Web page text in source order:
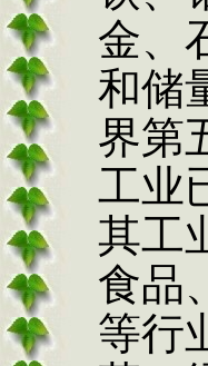
金、
和储
界第
工业
其工
食品
等行